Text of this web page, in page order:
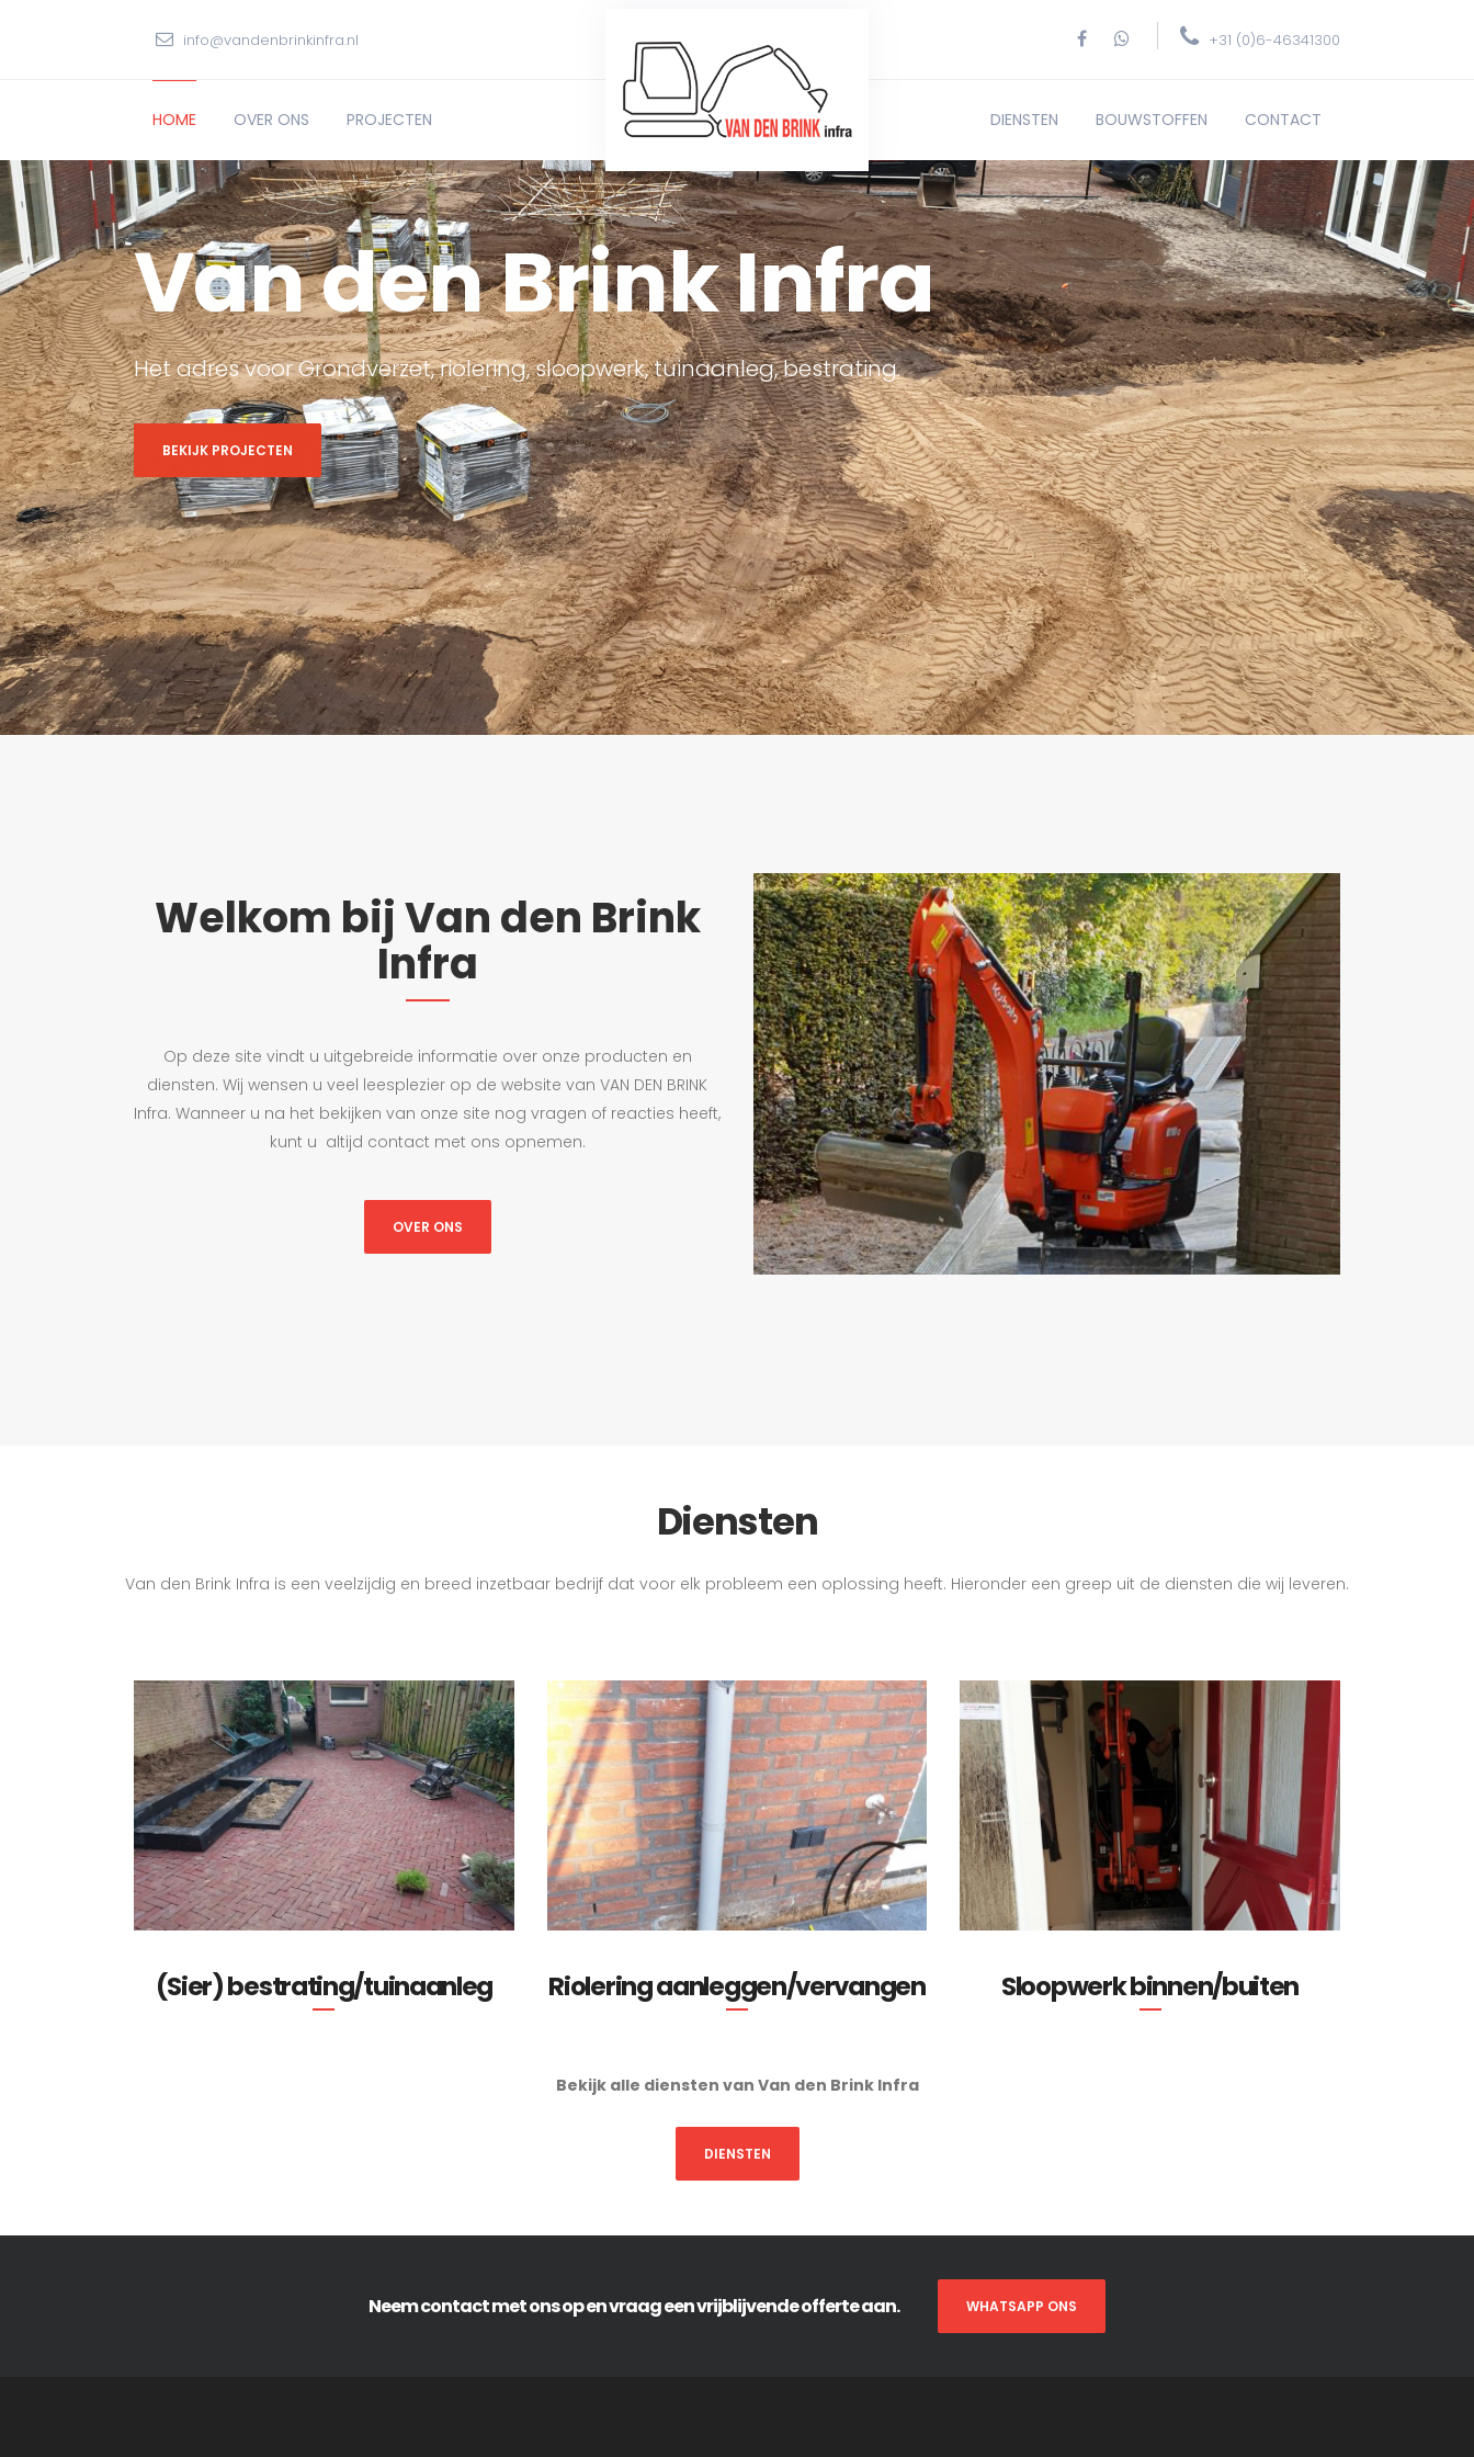
info@vandenbrinkinfra.nl +31 (0)6-46341300
HOME OVER ONS PROJECTEN DIENSTEN BOUWSTOFFEN CONTACT
Van den Brink Infra
Het adres voor Grondverzet, riolering, sloopwerk, tuinaanleg, bestrating.
BEKIJK PROJECTEN
Welkom bij Van den Brink
Infra
Op deze site vindt u uitgebreide informatie over onze producten en
diensten. Wij wensen u veel leesplezier op de website van VAN DEN BRINK
Infra. Wanneer u na het bekijken van onze site nog vragen of reacties heeft,
kunt u altijd contact met ons opnemen.
OVER ONS
Diensten
Van den Brink Infra is een veelzijdig en breed inzetbaar bedrijf dat voor elk probleem een oplossing heeft. Hieronder een greep uit de diensten die wij leveren.
(Sier) bestrating/tuinaanleg Riolering aanleggen/vervangen Sloopwerk binnen/buiten
Bekijk alle diensten van Van den Brink Infra
DIENSTEN
Neem contact met ons op en vraag een vrijblijvende offerte aan. WHATSAPP ONS